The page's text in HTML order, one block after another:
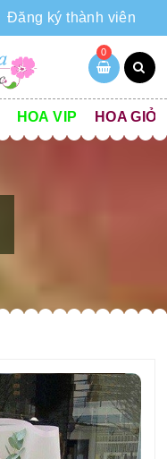
Đăng ký thành viên
0
HOA VIP HOA GIỎ